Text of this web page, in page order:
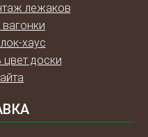
лежаков
хаус
доски